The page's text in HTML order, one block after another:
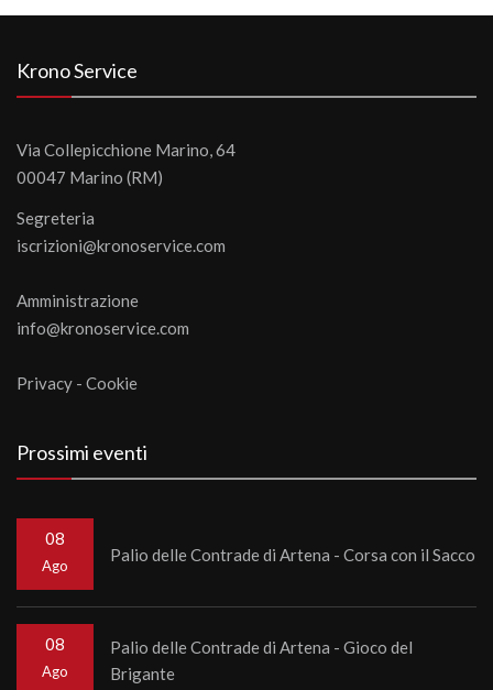
Krono Service
Via Collepicchione Marino, 64
00047 Marino (RM)
Segreteria
iscrizioni@kronoservice.com
Amministrazione
info@kronoservice.com
Privacy - Cookie
Prossimi eventi
08
Ago
Palio delle Contrade di Artena - Corsa con il Sacco
08
Ago
Palio delle Contrade di Artena - Gioco del
Brigante